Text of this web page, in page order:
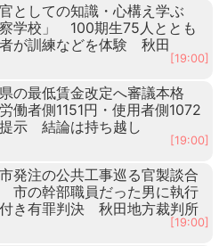
としての知識・心構え学ぶ
察学校」 100期生75人ととも
が訓練などを体験 秋田
[19:00]
の最低賃金改定へ審議本格
働者側1151円・使用者側1072
示 結論は持ち越し
[19:00]
発注の公共工事巡る官製談合
市の幹部職員だった男に執行
き有罪判決 秋田地方裁判所
[19:00]